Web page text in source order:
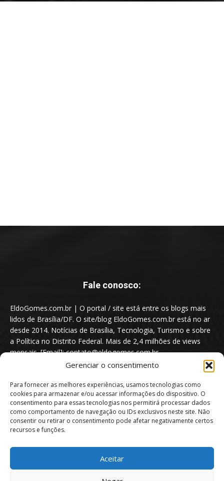
Gerenciar o consentimento
Para fornecer as melhores experiências, usamos tecnologias como
cookies para armazenar e/ou acessar informações do dispositivo. O
consentimento para essas tecnologias nos permitirá processar dados
como comportamento de navegação ou IDs exclusivos neste site. Não
consentir ou retirar o consentimento pode afetar negativamente certos
recursos e funções.
Aceitar
Fale conosco:
EldoGomes.com.br | O portal / site está entre os blogs mais
lidos de Brasília/DF. O site/blog EldoGomes.com.br está no ar
desde 2014. Notícias de Brasília, Tecnologia, Turismo e sobre
a Política no Distrito Federal. Mais de 2,4 milhões de views
mensais. [Email]: contato@eldogomes.com.br
Portal EldoGomes.com.br | Entre os Blogs mais lidos de Brasília/DF. |